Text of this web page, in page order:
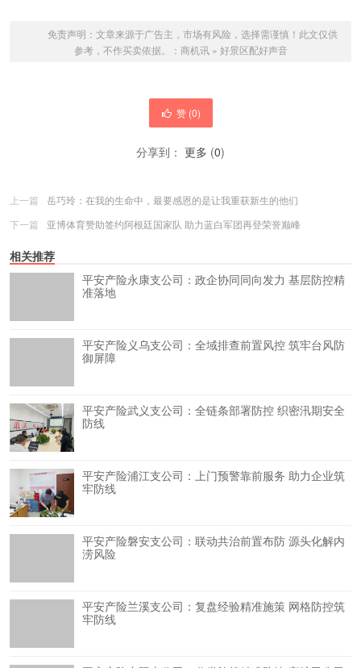
免责声明：文章来源于广告主，市场有风险，选择需谨慎！此文仅供
参考，不作买卖依据。： 商机讯» 好景区配好声音
赞 (0)
分享到： 更多 (0)
上一篇
岳巧玲：在我的生命中，最要感恩的是让我重获新生的他们
下一篇
亚博体育赞助签约阿根廷国家队 助力蓝白军团再登荣誉巅峰
相关推荐
平安产险永康支公司：政企协同同向发力 基层防控精
准落地
平安产险义乌支公司：全域排查前置风控 筑牢台风防
御屏障
平安产险武义支公司：全链条部署防控 织密汛期安全
防线
平安产险浦江支公司：上门预警靠前服务 助力企业筑
牢防线
平安产险磐安支公司：联动共治前置布防 源头化解内
涝风险
平安产险兰溪支公司：复盘经验精准施策 网格防控筑
牢防线